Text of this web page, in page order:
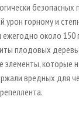
горному и
около 150
плодовых
которые
вредных для